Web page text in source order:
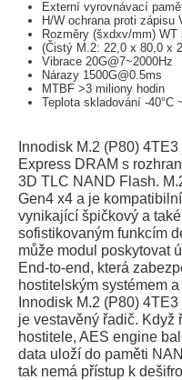
Externí vyrovnávací
H/W ochrana proti zápisu
Rozměry (šxdxv/mm)
(Čistý M.2: 22,0 x 80,0 x
Vibrace 20G@7~2000Hz
Nárazy 1500G@0.5ms
MTBF >3 miliony hodin
Teplota skladování -40°C
Innodisk M.2 (P80)
Express DRAM s
3D TLC NAND Flash.
Gen4 x4 a je
vynikající špičkový a
sofistikovaným funkcím
může modul poskytovat
End-to-end, která
hostitelským systémem
Innodisk M.2 (P80)
je vestavěný řadič. Když
hostitele, AES engine
data uloží do paměti
tak nemá přístup k